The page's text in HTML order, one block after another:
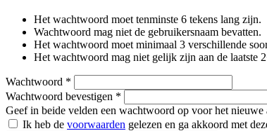
Het wachtwoord moet tenminste 6 tekens lang zijn.
Wachtwoord mag niet de gebruikersnaam bevatten.
Het wachtwoord moet minimaal 3 verschillende
Het wachtwoord mag niet gelijk zijn aan de laatste
Wachtwoord *
Wachtwoord bevestigen *
Geef in beide velden een wachtwoord op voor het nieuwe
Ik heb de voorwaarden gelezen en ga akkoord met